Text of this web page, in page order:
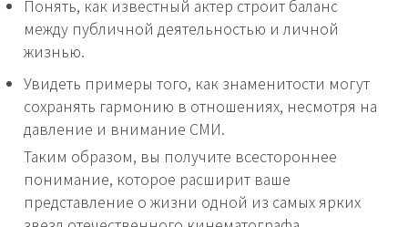
Понять, как известный актер строит баланс
между публичной деятельностью и личной
жизнью.
Увидеть примеры того, как знаменитости могут
сохранять гармонию в отношениях, несмотря на
давление и внимание СМИ.
Таким образом, вы получите всестороннее
понимание, которое расширит ваше
представление о жизни одной из самых ярких